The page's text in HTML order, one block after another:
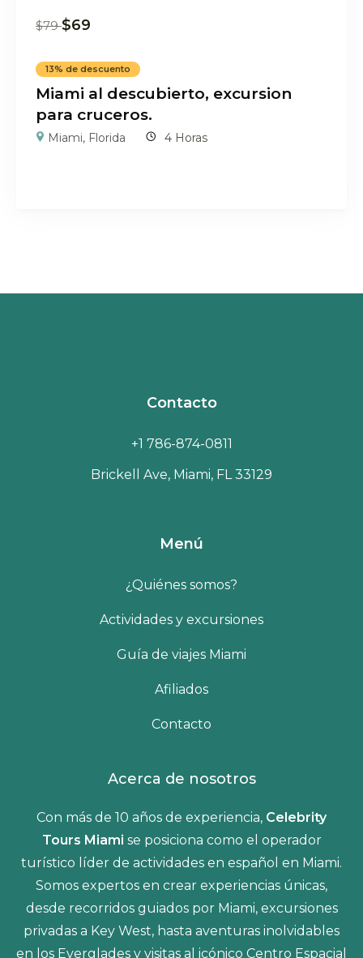
$79 $69
13% de descuento
Miami al descubierto, excursion
para cruceros.
Miami, Florida 4 Horas
Contacto
+1 786-874-0811
Brickell Ave, Miami, FL 33129
Menú
¿Quiénes somos?
Actividades y excursiones
Guía de viajes Miami
Afiliados
Contacto
Acerca de nosotros
Con más de 10 años de experiencia, Celebrity
Tours Miami se posiciona como el operador
turístico líder de actividades en español en Miami.
Somos expertos en crear experiencias únicas,
desde recorridos guiados por Miami, excursiones
privadas a Key West, hasta aventuras inolvidables
en los Everglades y visitas al icónico Centro Espacial